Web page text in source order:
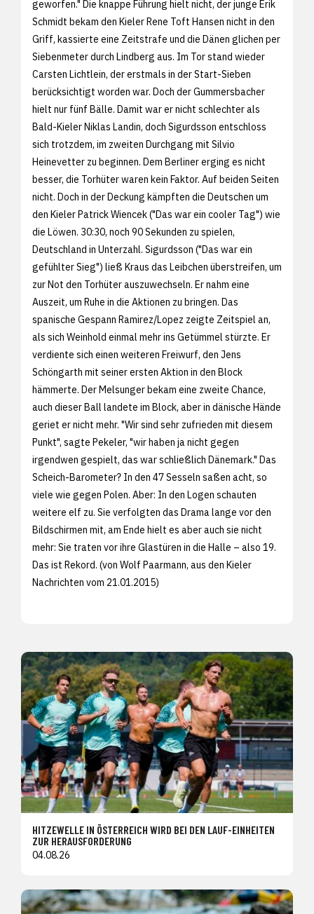
geworfen." Die knappe Führung hielt nicht, der junge Erik
Schmidt bekam den Kieler Rene Toft Hansen nicht in den
Griff, kassierte eine Zeitstrafe und die Dänen glichen per
Siebenmeter durch Lindberg aus. Im Tor stand wieder
Carsten Lichtlein, der erstmals in der Start-Sieben
berücksichtigt worden war. Doch der Gummersbacher
hielt nur fünf Bälle. Damit war er nicht schlechter als
Bald-Kieler Niklas Landin, doch Sigurdsson entschloss
sich trotzdem, im zweiten Durchgang mit Silvio
Heinevetter zu beginnen. Dem Berliner erging es nicht
besser, die Torhüter waren kein Faktor. Auf beiden Seiten
nicht. Doch in der Deckung kämpften die Deutschen um
den Kieler Patrick Wiencek ("Das war ein cooler Tag") wie
die Löwen. 30:30, noch 90 Sekunden zu spielen,
Deutschland in Unterzahl. Sigurdsson ("Das war ein
gefühlter Sieg") ließ Kraus das Leibchen überstreifen, um
zur Not den Torhüter auszuwechseln. Er nahm eine
Auszeit, um Ruhe in die Aktionen zu bringen. Das
spanische Gespann Ramirez/Lopez zeigte Zeitspiel an,
als sich Weinhold einmal mehr ins Getümmel stürzte. Er
verdiente sich einen weiteren Freiwurf, den Jens
Schöngarth mit seiner ersten Aktion in den Block
hämmerte. Der Melsunger bekam eine zweite Chance,
auch dieser Ball landete im Block, aber in dänische Hände
geriet er nicht mehr. "Wir sind sehr zufrieden mit diesem
Punkt", sagte Pekeler, "wir haben ja nicht gegen
irgendwen gespielt, das war schließlich Dänemark." Das
Scheich-Barometer? In den 47 Sesseln saßen acht, so
viele wie gegen Polen. Aber: In den Logen schauten
weitere elf zu. Sie verfolgten das Drama lange vor den
Bildschirmen mit, am Ende hielt es aber auch sie nicht
mehr: Sie traten vor ihre Glastüren in die Halle – also 19.
Das ist Rekord. (von Wolf Paarmann, aus den Kieler
Nachrichten vom 21.01.2015)
HITZEWELLE IN ÖSTERREICH WIRD BEI DEN LAUF-EINHEITEN
ZUR HERAUSFORDERUNG
04.08.26